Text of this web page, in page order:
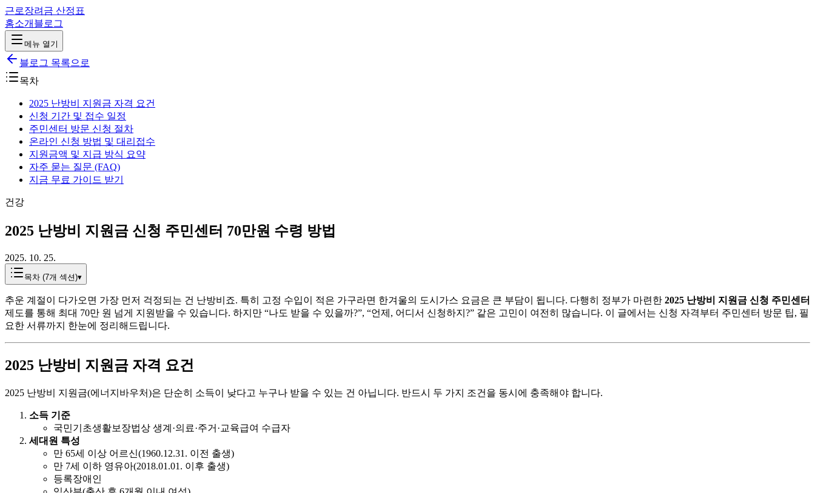
근로장려금 산정표
홈소개 블로그
메뉴 열기
블로그 목록으로
목차
2025 난방비 지원금 자격 요건
신청 기간 및 접수 일정
주민센터 방문 신청 절차
온라인 신청 방법 및 대리접수
지원금액 및 지급 방식 요약
자주 묻는 질문 (FAQ)
지금 무료 가이드 받기
건강
2025 난방비 지원금 신청 주민센터 70만원 수령 방법
2025. 10. 25.
목차 (7개 섹션)▾
추운 계절이 다가오면 가장 먼저 걱정되는 건 난방비죠. 특히 고정 수입이 적은 가구라면 한겨울의 도시가스 요금은 큰 부담이 됩니다. 다행히 정부가 마련한 2025 난방비 지원금 신청 주민센터
제도를 통해 최대 70만 원 넘게 지원받을 수 있습니다. 하지만 “나도 받을 수 있을까?”, “언제, 어디서 신청하지?” 같은 고민이 여전히 많습니다. 이 글에서는 신청 자격부터 주민센터 방문 팁, 필
요한 서류까지 한눈에 정리해드립니다.
2025 난방비 지원금 자격 요건
2025 난방비 지원금(에너지바우처)은 단순히 소득이 낮다고 누구나 받을 수 있는 건 아닙니다. 반드시 두 가지 조건을 동시에 충족해야 합니다.
소득 기준
국민기초생활보장법상 생계·의료·주거·교육급여 수급자
세대원 특성
만 65세 이상 어르신(1960.12.31. 이전 출생)
만 7세 이하 영유아(2018.01.01. 이후 출생)
등록장애인